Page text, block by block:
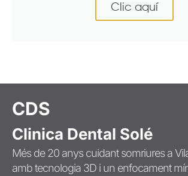
Clic aquí
CDS
Clinica Dental Solé
Més de 20 anys cuidant somriures a
amb tecnologia 3D i un enfocament